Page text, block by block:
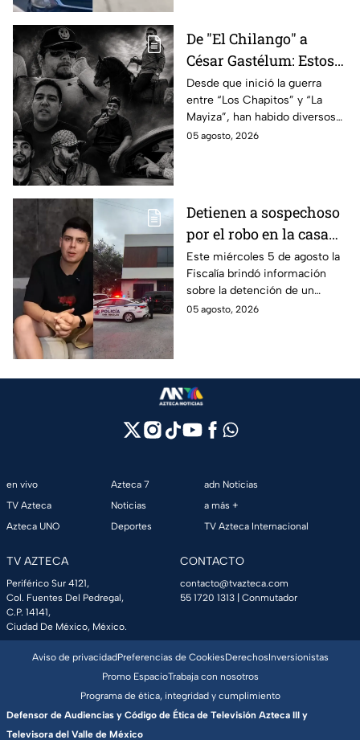
De "El Chilango" a
César Gastélum: Estos
son los 10 influencers
asesinados por la
guerra entre "Los
Chapitos" y "La Mayiza"
Desde que inició la guerra
entre “Los Chapitos” y “La
Mayiza”, han habido diversos
asesinatos, entre ellos los de
05 agosto, 2026
Detienen a sospechoso
por el robo en la casa
de Karely Ruiz
Este miércoles 5 de agosto la
Fiscalía brindó información
sobre la detención de un
presunto responsable en el
05 agosto, 2026
en vivo
TV Azteca
Azteca UNO
Azteca 7
Noticias
Deportes
adn Noticias
a más +
TV Azteca Internacional
TV AZTECA
Periférico Sur 4121,
Col. Fuentes Del Pedregal,
C.P. 14141,
Ciudad De México, México.
CONTACTO
contacto@tvazteca.com
55 1720 1313 | Conmutador
Aviso de privacidadPreferencias de CookiesDerechosInversionistas
Promo EspacioTrabaja con nosotros
Programa de ética, integridad y cumplimiento
Defensor de Audiencias y Código de Ética de Televisión Azteca III y
Televisora del Valle de México